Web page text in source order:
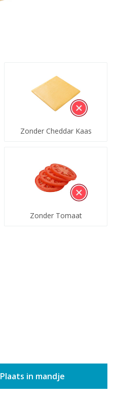
Zonder Cheddar Kaas
Zonder Tomaat
Plaats in mandje